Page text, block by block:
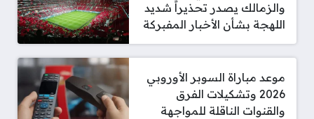
والزمالك يصدر تحذيراً شديد
اللهجة بشأن الأخبار المفبركة
موعد مباراة السوبر الأوروبي
2026 وتشكيلات الفرق
والقنوات الناقلة للمواجهة